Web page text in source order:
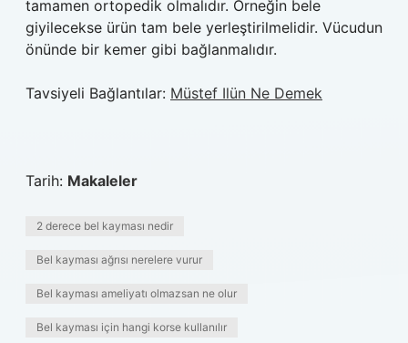
tamamen ortopedik olmalıdır. Örneğin bele
giyilecekse ürün tam bele yerleştirilmelidir. Vücudun
önünde bir kemer gibi bağlanmalıdır.
Tavsiyeli Bağlantılar: Müstef Ilün Ne Demek
Tarih: Makaleler
2 derece bel kayması nedir
Bel kayması ağrısı nerelere vurur
Bel kayması ameliyatı olmazsan ne olur
Bel kayması için hangi korse kullanılır